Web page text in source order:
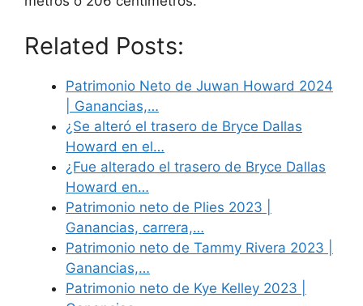
Related Posts:
Patrimonio Neto de Juwan Howard 2024
| Ganancias,…
¿Se alteró el trasero de Bryce Dallas
Howard en el…
¿Fue alterado el trasero de Bryce Dallas
Howard en…
Patrimonio neto de Plies 2023 |
Ganancias, carrera,…
Patrimonio neto de Tammy Rivera 2023 |
Ganancias,…
Patrimonio neto de Kye Kelley 2023 |